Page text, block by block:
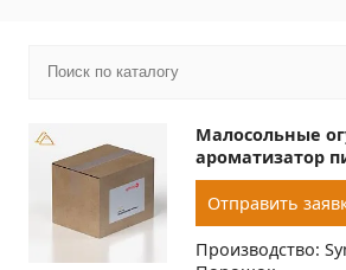
Малосольные
ароматизатор
Отправить
Производство: